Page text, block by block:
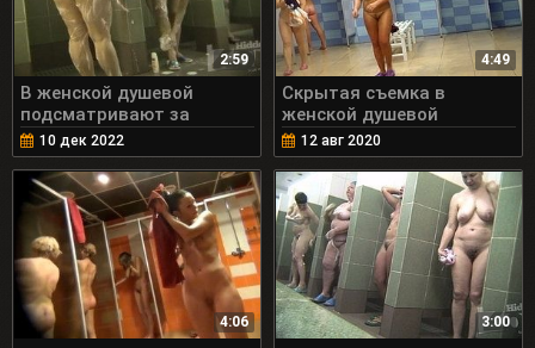
2:59
В женской душевой
подсматривают за
голыми бабами
10 дек 2022
4:49
Скрытая съемка в
женской душевой
12 авг 2020
4:06 3:00